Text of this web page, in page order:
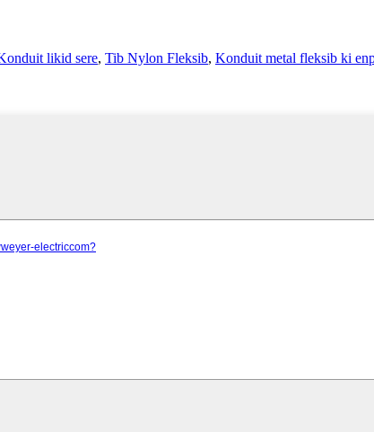
likid sere, Tib Nylon Fleksib, Konduit metal fleksib ki